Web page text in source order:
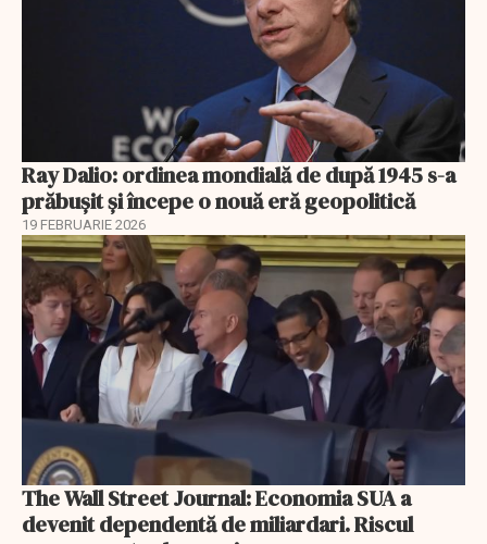
Ray Dalio: ordinea mondială de după 1945 s-a
prăbușit și începe o nouă eră geopolitică
19 FEBRUARIE 2026
The Wall Street Journal: Economia SUA a
devenit dependentă de miliardari. Riscul